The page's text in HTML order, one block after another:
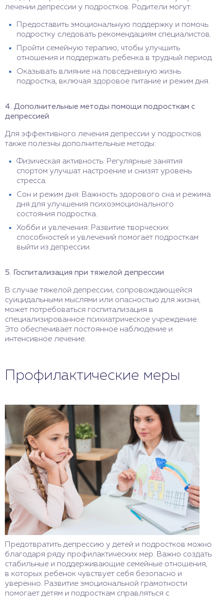
лечении депрессии у подростков. Родители могут:
Предоставить эмоциональную поддержку и помочь
подростку следовать рекомендациям специалистов.
Пройти семейную терапию, чтобы улучшить
отношения и поддержать ребенка в трудный период.
Оказывать влияние на повседневную жизнь
подростка, включая здоровое питание и режим дня.
4. Дополнительные методы помощи подросткам с
депрессией
Для эффективного лечения депрессии у подростков
также полезны дополнительные методы:
Физическая активность: Регулярные занятия
спортом улучшат настроение и снизят уровень
стресса.
Сон и режим дня: Важность здорового сна и режима
дня для улучшения психоэмоционального
состояния подростка.
Хобби и увлечения: Развитие творческих
способностей и увлечений помогает подросткам
выйти из депрессии.
5. Госпитализация при тяжелой депрессии
В случае тяжелой депрессии, сопровождающейся
суицидальными мыслями или опасностью для жизни,
может потребоваться госпитализация в
специализированное психиатрическое учреждение.
Это обеспечивает постоянное наблюдение и
интенсивное лечение.
Профилактические меры
Предотвратить депрессию у детей и подростков можно
благодаря ряду профилактических мер. Важно создать
стабильные и поддерживающие семейные отношения,
в которых ребенок чувствует себя безопасно и
уверенно. Развитие эмоциональной грамотности
помогает детям и подросткам справляться с